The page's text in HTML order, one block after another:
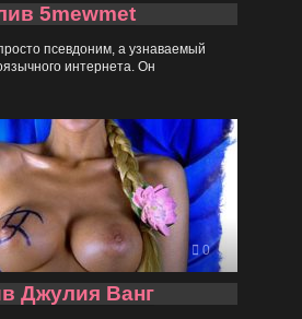
5mewmet
псевдоним, а узнаваемый
интернета. Он
0
Джулия Ванг